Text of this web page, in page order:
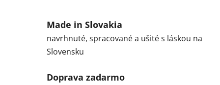
Made in Slovakia
navrhnuté, spracované a ušité s láskou na
Slovensku
Doprava zadarmo